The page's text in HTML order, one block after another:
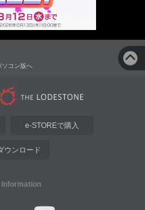
ソコン版へ
e-STOREで購入
ウンロード